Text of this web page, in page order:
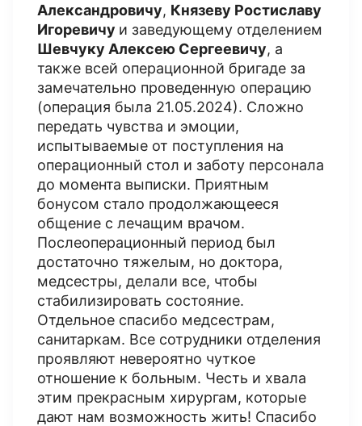
Александровичу, Князеву Ростиславу
Игоревичу и заведующему отделением
Шевчуку Алексею Сергеевичу, а
также всей операционной бригаде за
замечательно проведенную операцию
(операция была 21.05.2024). Сложно
передать чувства и эмоции,
испытываемые от поступления на
операционный стол и заботу персонала
до момента выписки. Приятным
бонусом стало продолжающееся
общение с лечащим врачом.
Послеоперационный период был
достаточно тяжелым, но доктора,
медсестры, делали все, чтобы
стабилизировать состояние.
Отдельное спасибо медсестрам,
санитаркам. Все сотрудники отделения
проявляют невероятно чуткое
отношение к больным. Честь и хвала
этим прекрасным хирургам, которые
дают нам возможность жить! Спасибо